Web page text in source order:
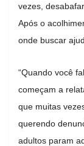
vezes,
Após o
onde buscar
“Quando você
começam a
que muitas
querendo
adultos param